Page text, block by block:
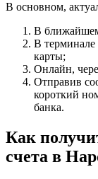
В основном,
В
В терминале
карты;
Онлайн,
Отправив
короткий
банка.
Как
счета в